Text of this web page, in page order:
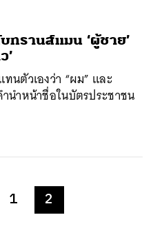
ทรานส์แมน ‘ผู้ชาย’
’
ตัวเองว่า “ผม” และ
นำหน้าชื่อในบัตรประชาชน
1 2